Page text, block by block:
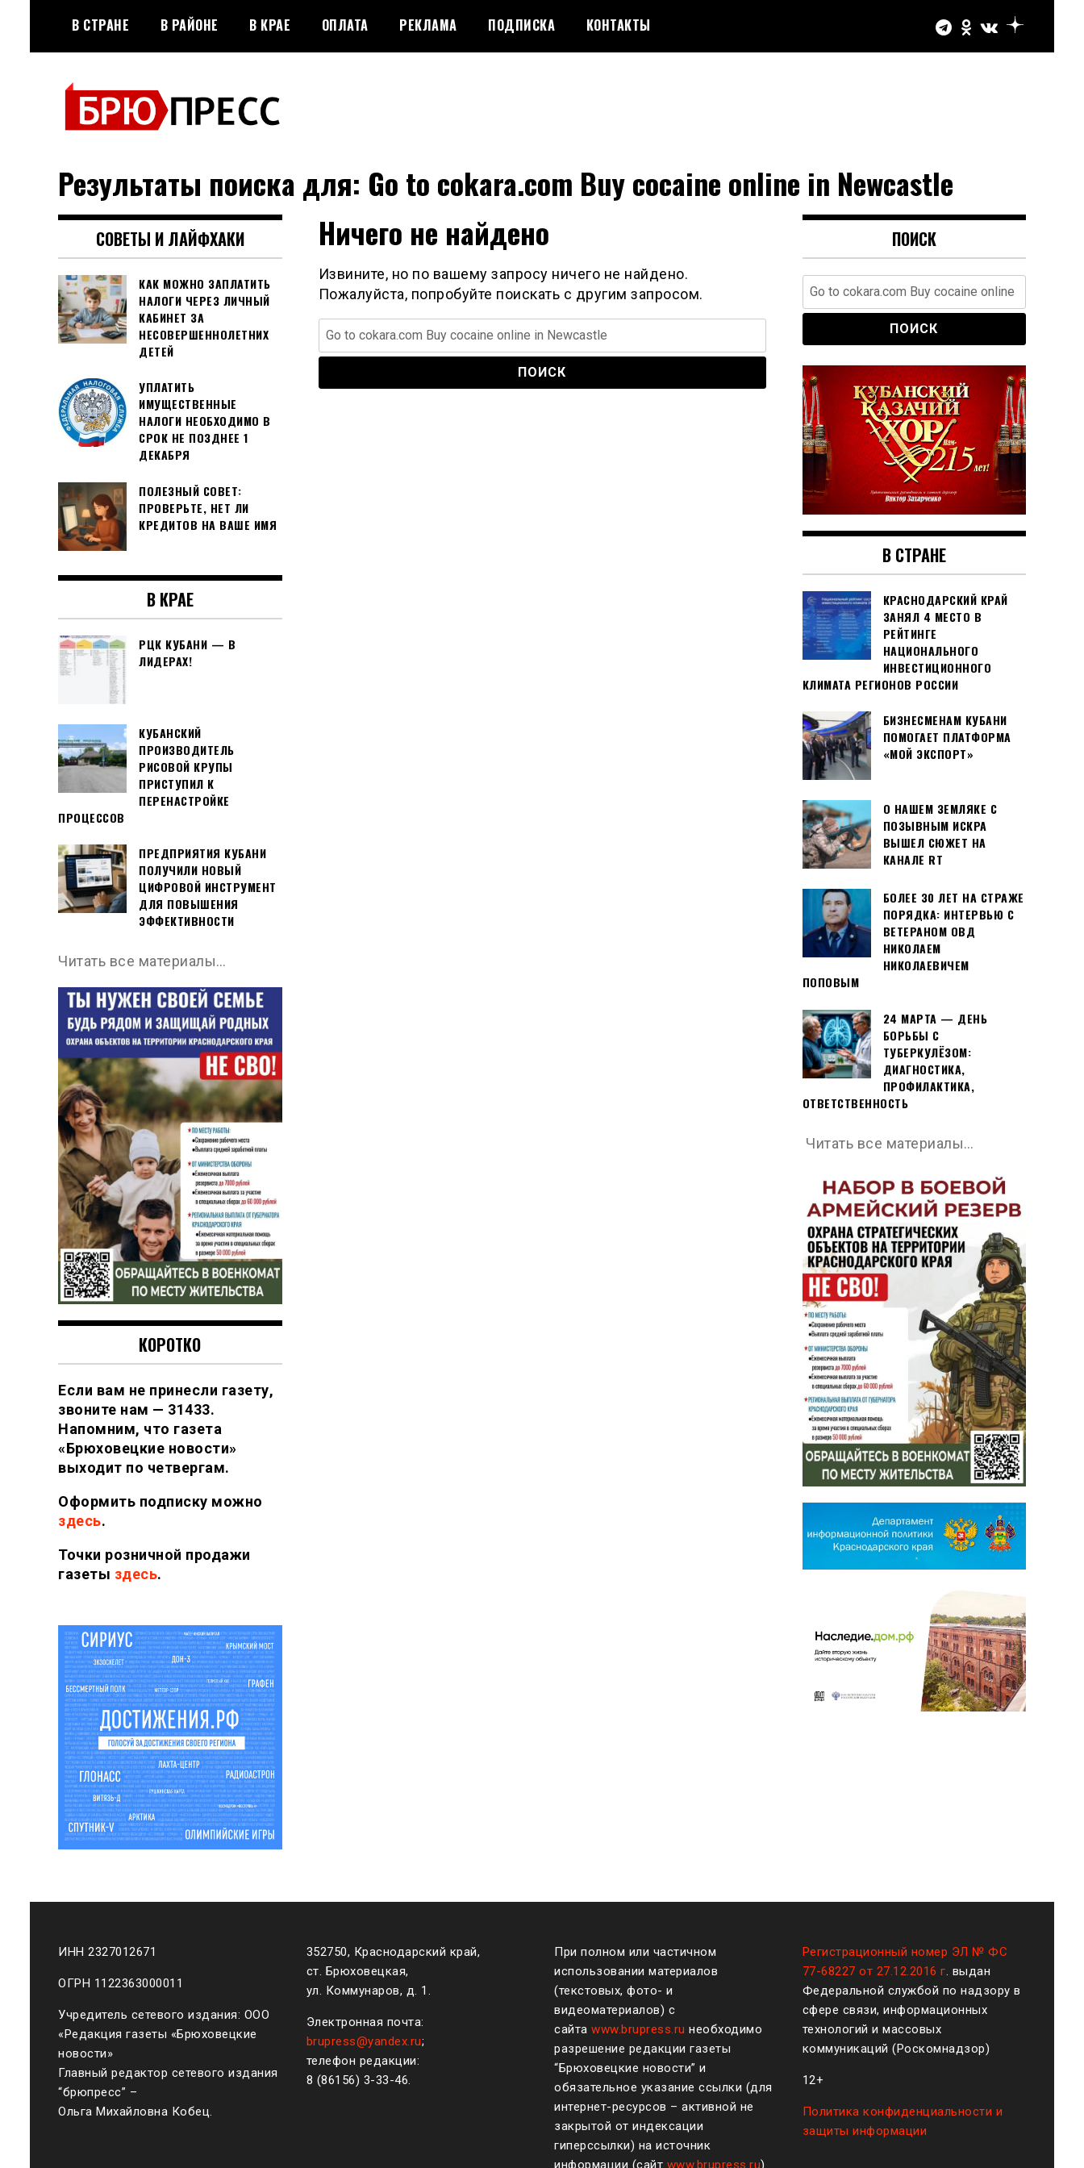
содержимому
В СТРАНЕ В РАЙОНЕ В КРАЕ ОПЛАТА РЕКЛАМА ПОДПИСКА КОНТАКТЫ
БРЮПРЕСС
Официальный сайт газеты
"Брюховецкие новости"
Результаты поиска для: Go to cokara.com Buy cocaine online in Newcastle
Ничего не найдено
Извините, но по вашему запросу ничего не найдено.
Пожалуйста, попробуйте поискать с другим запросом.
Найти:
СОВЕТЫ И ЛАЙФХАКИ
КАК МОЖНО ЗАПЛАТИТЬ
НАЛОГИ ЧЕРЕЗ ЛИЧНЫЙ
КАБИНЕТ ЗА
НЕСОВЕРШЕННОЛЕТНИХ
ДЕТЕЙ
УПЛАТИТЬ
ИМУЩЕСТВЕННЫЕ
НАЛОГИ НЕОБХОДИМО В
СРОК НЕ ПОЗДНЕЕ 1
ДЕКАБРЯ
ПОЛЕЗНЫЙ СОВЕТ:
ПРОВЕРЬТЕ, НЕТ ЛИ
КРЕДИТОВ НА ВАШЕ ИМЯ
В КРАЕ
РЦК КУБАНИ — В
ЛИДЕРАХ!
КУБАНСКИЙ
ПРОИЗВОДИТЕЛЬ
РИСОВОЙ КРУПЫ
ПРИСТУПИЛ К
ПЕРЕНАСТРОЙКЕ
ПРОЦЕССОВ
ПРЕДПРИЯТИЯ КУБАНИ
ПОЛУЧИЛИ НОВЫЙ
ЦИФРОВОЙ ИНСТРУМЕНТ
ДЛЯ ПОВЫШЕНИЯ
ЭФФЕКТИВНОСТИ
Читать все материалы…
КОРОТКО
Если вам не принесли газету,
звоните нам — 31433.
Напомним, что газета
«Брюховецкие новости»
выходит по четвергам.
Оформить подписку можно
здесь.
Точки розничной продажи
газеты здесь.
ПОИСК
Найти:
В СТРАНЕ
КРАСНОДАРСКИЙ КРАЙ
ЗАНЯЛ 4 МЕСТО В
РЕЙТИНГЕ
НАЦИОНАЛЬНОГО
ИНВЕСТИЦИОННОГО
КЛИМАТА РЕГИОНОВ РОССИИ
БИЗНЕСМЕНАМ КУБАНИ
ПОМОГАЕТ ПЛАТФОРМА
«МОЙ ЭКСПОРТ»
О НАШЕМ ЗЕМЛЯКЕ С
ПОЗЫВНЫМ ИСКРА
ВЫШЕЛ СЮЖЕТ НА
КАНАЛЕ RT
БОЛЕЕ 30 ЛЕТ НА СТРАЖЕ
ПОРЯДКА: ИНТЕРВЬЮ С
ВЕТЕРАНОМ ОВД
НИКОЛАЕМ
НИКОЛАЕВИЧЕМ
ПОПОВЫМ
24 МАРТА — ДЕНЬ
БОРЬБЫ С
ТУБЕРКУЛЁЗОМ:
ДИАГНОСТИКА,
ПРОФИЛАКТИКА,
ОТВЕТСТВЕННОСТЬ
Читать все материалы…
ИНН 2327012671
ОГРН 1122363000011
Учредитель сетевого издания: ООО
«Редакция газеты «Брюховецкие
новости»
Главный редактор сетевого издания
“брюпресс” –
Ольга Михайловна Кобец.
352750, Краснодарский край,
ст. Брюховецкая,
ул. Коммунаров, д. 1.
Электронная почта:
brupress@yandex.ru;
телефон редакции:
8 (861 56) 3-33-46.
При полном или частичном
использовании материалов
(текстовых, фото- и
видеоматериалов) с
сайта www.brupress.ru необходимо
разрешение редакции газеты
“Брюховецкие новости” и
обязательное указание ссылки (для
интернет-ресурсов – активной не
закрытой от индексации
гиперссылки) на источник
информации (сайт www.brupress.ru)
Регистрационный номер ЭЛ № ФС
77-68227 от 27.12.2016 г. выдан
Федеральной службой по надзору в
сфере связи, информационных
технологий и массовых
коммуникаций (Роскомнадзор)
12+
Политика конфиденциальности и
защиты информации